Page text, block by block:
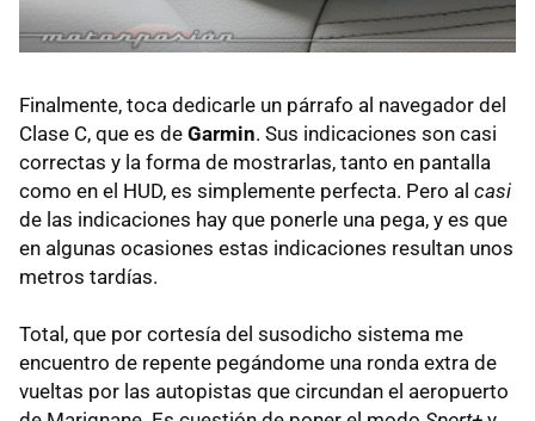
Finalmente, toca dedicarle un párrafo al navegador del
Clase C, que es de Garmin. Sus indicaciones son casi
correctas y la forma de mostrarlas, tanto en pantalla
como en el HUD, es simplemente perfecta. Pero al casi
de las indicaciones hay que ponerle una pega, y es que
en algunas ocasiones estas indicaciones resultan unos
metros tardías.
Total, que por cortesía del susodicho sistema me
encuentro de repente pegándome una ronda extra de
vueltas por las autopistas que circundan el aeropuerto